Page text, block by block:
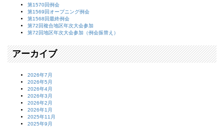
第1570回例会
第1569回オープニング例会
第1568回最終例会
第72回複合地区年次大会参加
第72回地区年次大会参加（例会振替え）
アーカイブ
2026年7月
2026年5月
2026年4月
2026年3月
2026年2月
2026年1月
2025年11月
2025年9月